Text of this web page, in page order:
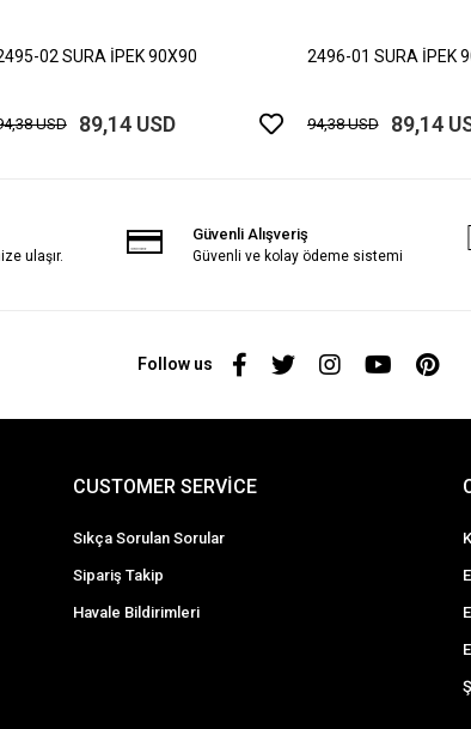
02 SURA İPEK 90X90
USD 89,14 USD
2496-01 SURA İPEK
94,38 USD 89,14
ulaşır.
Güvenli Alışveriş
Güvenli ve kolay ödeme sistemi
Follow us
CUSTOMER SERVİCE
Sıkça Sorulan Sorular
Sipariş Takip
Havale Bildirimleri